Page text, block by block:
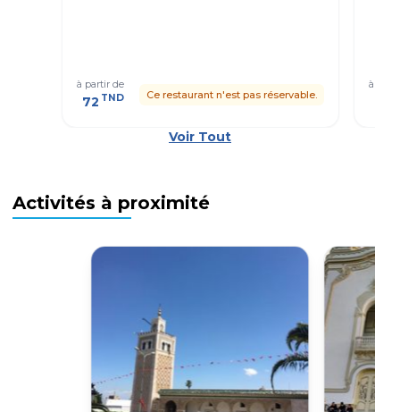
à partir de
72 TND Ce restaurant n'est pas réservable.
à
Voir Tout
Activités à proximité